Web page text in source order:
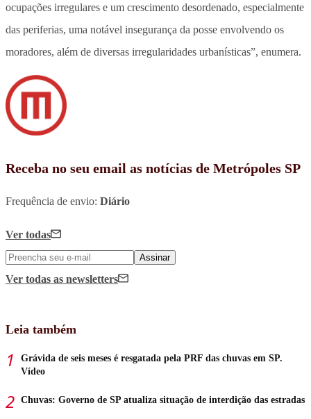
ocupações irregulares e um crescimento desordenado, especialmente
das periferias, uma notável insegurança da posse envolvendo os
moradores, além de diversas irregularidades urbanísticas”, enumera.
Receba no seu email as notícias de Metrópoles SP
Frequência de envio: Diário
Ver todas
Assinar
Ver todas as newsletters
Leia também
Grávida de seis meses é resgatada pela PRF das chuvas em SP.
Vídeo
Chuvas: Governo de SP atualiza situação de interdição das estradas